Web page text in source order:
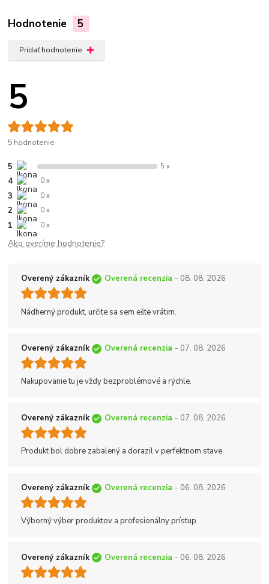
Hodnotenie 5
Pridať hodnotenie
5
5 hodnotenie
5 5 x
4 0 x
3 0 x
2 0 x
1 0 x
Ako overíme hodnotenie?
Overený zákazník Overená recenzia - 08. 08. 2026
Nádherný produkt, určite sa sem ešte vrátim.
Overený zákazník Overená recenzia - 07. 08. 2026
Nakupovanie tu je vždy bezproblémové a rýchle.
Overený zákazník Overená recenzia - 07. 08. 2026
Produkt bol dobre zabalený a dorazil v perfektnom stave.
Overený zákazník Overená recenzia - 06. 08. 2026
Výborný výber produktov a profesionálny prístup.
Overený zákazník Overená recenzia - 06. 08. 2026